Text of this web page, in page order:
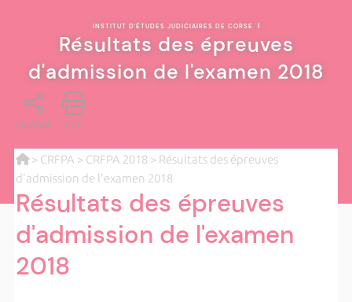
INSTITUT D'ÉTUDES JUDICIAIRES DE CORSE |
Résultats des épreuves
d'admission de l'examen 2018
PARTAGE PDF
> CRFPA > CRFPA 2018 > Résultats des épreuves
d'admission de l'examen 2018
Résultats des épreuves
d'admission de l'examen
2018